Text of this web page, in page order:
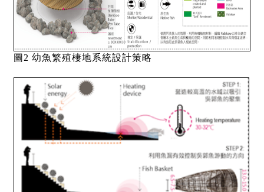
圖2 幼魚繁殖棲地系統設計策略